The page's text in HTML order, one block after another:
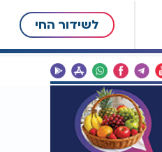
לשידור החי